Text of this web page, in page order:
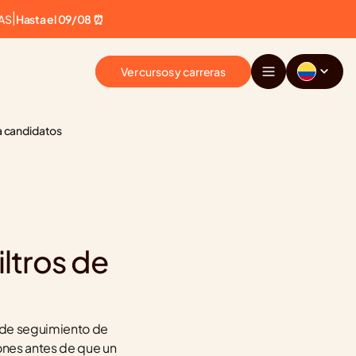
Hasta el 09/08 ⏰
Ver cursos y carreras
candidatos
de
seguimiento de
antes de que un